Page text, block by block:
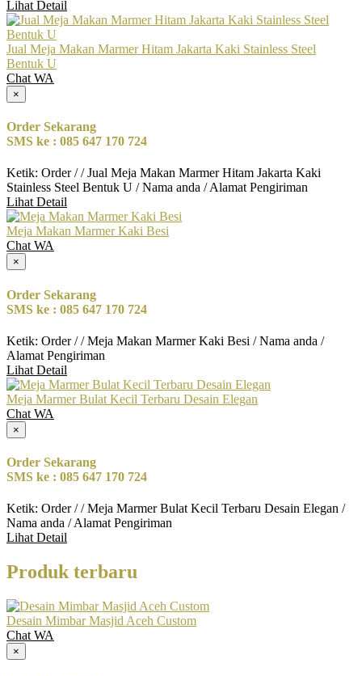
Lihat Detail
Jual Meja Makan Marmer Hitam Jakarta Kaki Stainless Steel
Bentuk U
Chat WA
×
Order Sekarang
SMS ke : 085 647 170 724
Ketik: Order / / Jual Meja Makan Marmer Hitam Jakarta Kaki
Stainless Steel Bentuk U / Nama anda / Alamat Pengiriman
Lihat Detail
Meja Makan Marmer Kaki Besi
Chat WA
×
Order Sekarang
SMS ke : 085 647 170 724
Ketik: Order / / Meja Makan Marmer Kaki Besi / Nama anda /
Alamat Pengiriman
Lihat Detail
Meja Marmer Bulat Kecil Terbaru Desain Elegan
Chat WA
×
Order Sekarang
SMS ke : 085 647 170 724
Ketik: Order / / Meja Marmer Bulat Kecil Terbaru Desain Elegan /
Nama anda / Alamat Pengiriman
Lihat Detail
Produk terbaru
Desain Mimbar Masjid Aceh Custom
Chat WA
×